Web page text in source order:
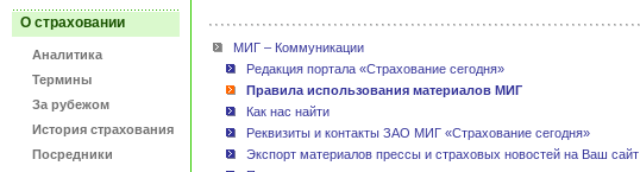
О страховании
Аналитика
Термины
За рубежом
История страхования
Посредники
МИГ – Коммуникации
Редакция портала «Страхование сегодня»
Правила использования материалов МИГ
Как нас найти
Реквизиты и контакты ЗАО МИГ «Страхование сегодня»
Экспорт материалов прессы и страховых новостей на Ваш сайт